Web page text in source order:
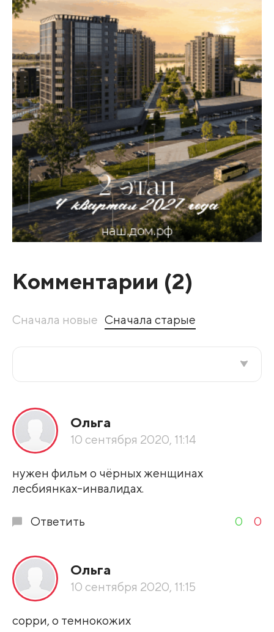
Комментарии (2)
Сначала новые Сначала старые
По рейтингу
Развернуть все
Ольга
10 сентября 2020, 11:14
нужен фильм о чёрных женщинах
лесбиянках-инвалидах.
Ответить 0 0
Ольга
10 сентября 2020, 11:15
сорри, о темнокожих